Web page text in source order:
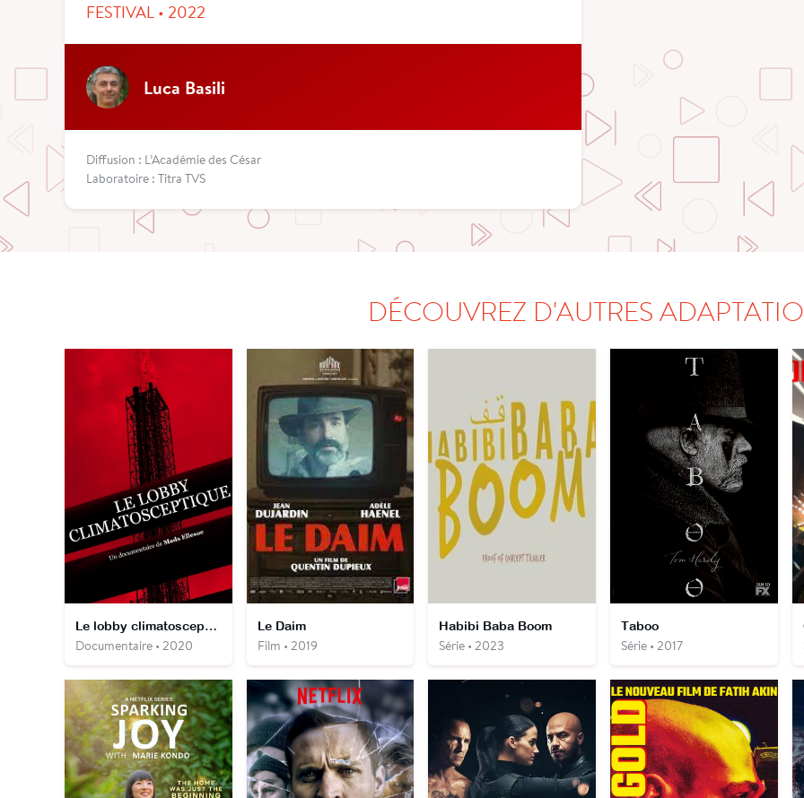
FESTIVAL • 2022
Luca Basili
Diffusion : L’Académie des César
Laboratoire : Titra TVS
DÉCOUVREZ D'AUTRES
Le lobby climatosceptique
Documentaire • 2020
Le Daim
Film • 2019
Habibi Baba Boom
Série • 2023
Taboo
Série • 2017